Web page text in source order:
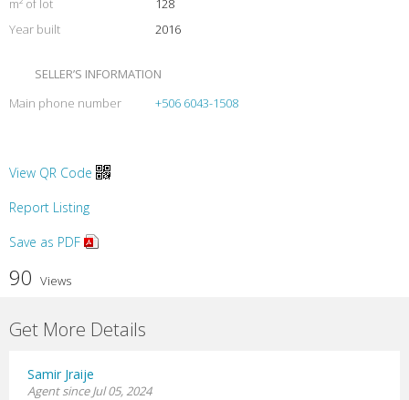
m² of lot
128
Year built
2016
SELLER’S INFORMATION
Main phone number
+506 6043-1508
View QR Code
Report Listing
Save as PDF
90 Views
Get More Details
Samir Jraije
Agent since Jul 05, 2024